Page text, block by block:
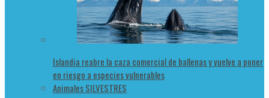
Islandia reabre la caza comercial de ballenas y vuelve a poner
en riesgo a especies vulnerables
Animales SILVESTRES